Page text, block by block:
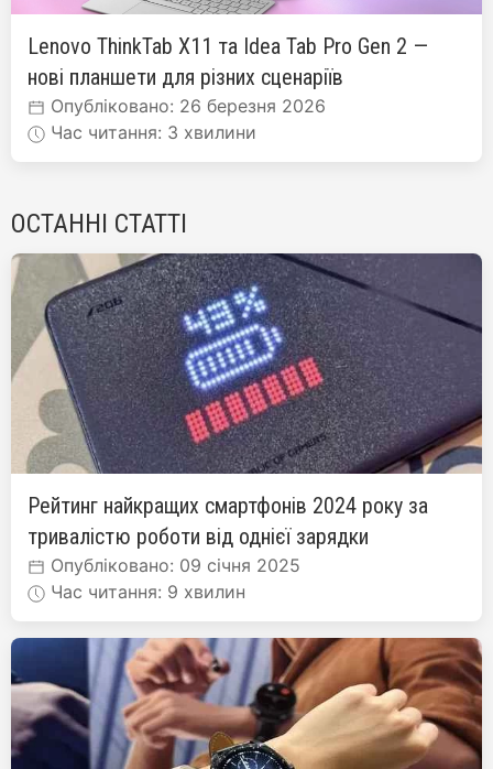
Lenovo ThinkTab X11 та Idea Tab Pro Gen 2 —
нові планшети для різних сценаріїв
Опубліковано: 26 березня 2026
Час читання: 3 хвилини
ОСТАННІ СТАТТІ
Рейтинг найкращих смартфонів 2024 року за
тривалістю роботи від однієї зарядки
Опубліковано: 09 січня 2025
Час читання: 9 хвилин